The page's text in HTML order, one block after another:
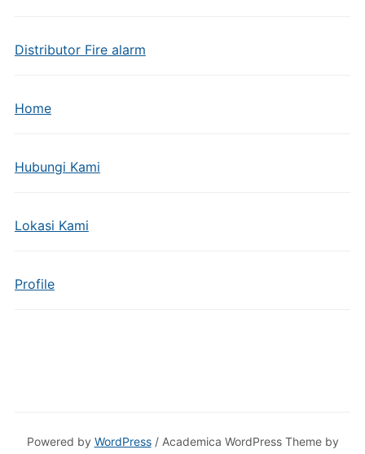
Distributor Fire alarm
Home
Hubungi Kami
Lokasi Kami
Profile
Powered by WordPress/ Academica WordPress Theme by